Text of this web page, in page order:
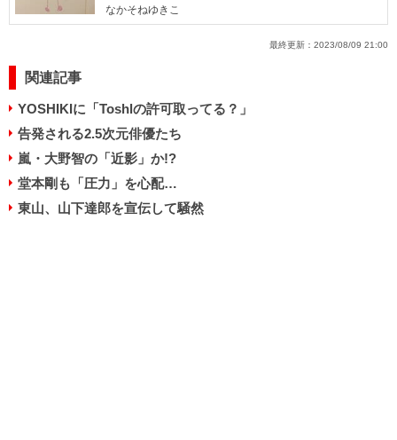
なかそねゆきこ
最終更新： 2023/08/09 21:00
関連記事
YOSHIKIに「Toshlの許可取ってる？」
告発される2.5次元俳優たち
嵐・大野智の「近影」か!?
堂本剛も「圧力」を心配…
東山、山下達郎を宣伝して騒然